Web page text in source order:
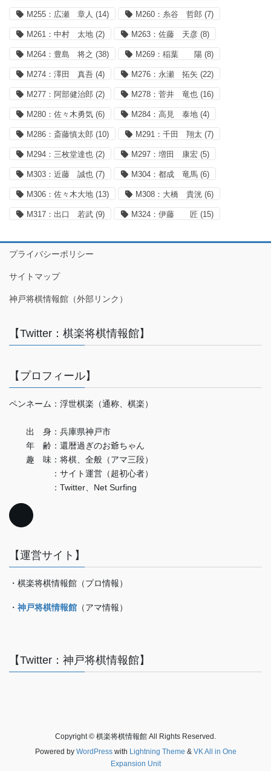
M255：広瀬 章人 (14) M260：糸谷 哲郎 (7)
M261：中村 太地 (2) M263：佐藤 天彦 (8)
M264：豊島 将之 (38) M269：稲葉 陽 (8)
M274：澤田 真吾 (4) M276：永瀬 拓矢 (22)
M277：阿部健治郎 (2) M278：菅井 竜也 (16)
M280：佐々木勇気 (6) M284：高見 泰地 (4)
M286：斎藤慎太郎 (10) M291：千田 翔太 (7)
M294：三枚堂達也 (2) M297：増田 康宏 (5)
M303：近藤 誠也 (7) M304：都成 竜馬 (6)
M306：佐々木大地 (13) M308：大橋 貴洸 (6)
M317：出口 若武 (9) M324：伊藤 匠 (15)
プライバシーポリシー
サイトマップ
神戸将棋情報館（外部リンク）
【Twitter：棋楽将棋情報館】
【プロフィール】
ペンネーム：浮世棋楽（通称、棋楽）
出 身：兵庫県神戸市
年 齢：還暦過ぎのお爺ちゃん
趣 味：将棋、全般（アマ三段）
：サイト運営（超初心者）
：Twitter、Net Surfing
【運営サイト】
・棋楽将棋情報館（プロ情報）
・ 神戸将棋情報館 （アマ情報）
【Twitter：神戸将棋情報館】
Copyright © 棋楽将棋情報館 All Rights Reserved.
Powered by WordPresswith Lightning Theme & VK All in One
Expansion Unit